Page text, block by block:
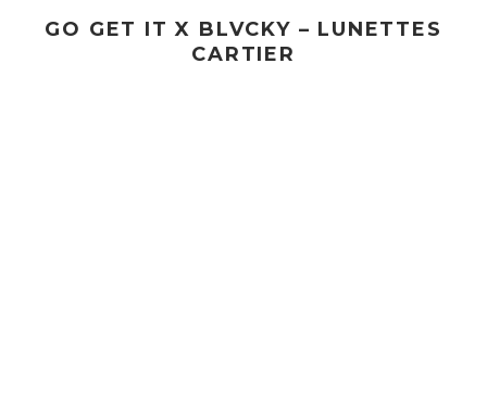
GO GET IT X BLVCKY – LUNETTES
CARTIER